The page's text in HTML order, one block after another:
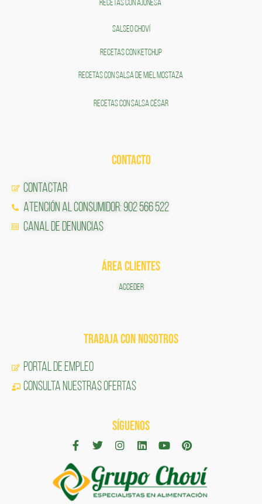
RECETAS CON AJONESA
SALSEO CHOVÍ
RECETAS CON KETCHUP
RECETAS CON SALSA DE MIEL MOSTAZA
RECETAS CON SALSA CÉSAR
CONTACTO
Contactar
Atención al Consumidor: 902 566 522
Canal de Denuncias
ÁREA CLIENTES
ACCEDER
TRABAJA CON NOSOTROS
Portal de Empleo
CONSULTA NUESTRAS OFERTAS
SÍGUENOS